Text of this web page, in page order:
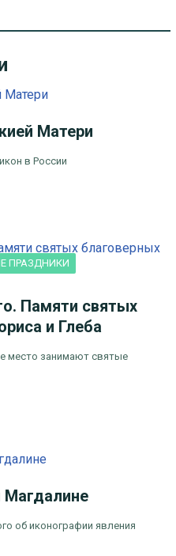
Матери
в России
ПРАЗДНИКИ
Памяти святых
и Глеба
место занимают святые
Магдалине
об иконографии явления